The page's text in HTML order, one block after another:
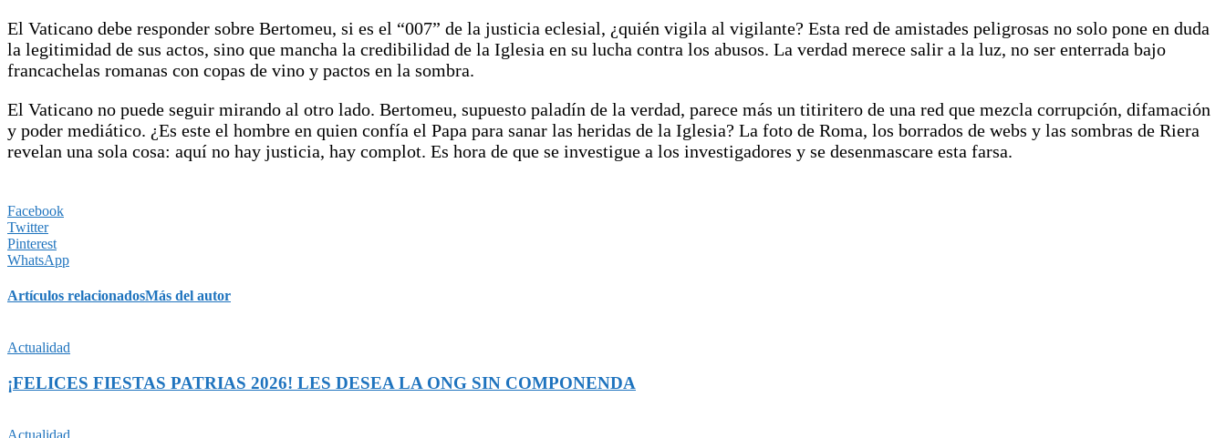
El Vaticano debe responder sobre Bertomeu, si es el “007” de la justicia eclesial, ¿quién vigila al vigilante? Esta red de amistades peligrosas no solo pone en duda
la legitimidad de sus actos, sino que mancha la credibilidad de la Iglesia en su lucha contra los abusos. La verdad merece salir a la luz, no ser enterrada bajo
francachelas romanas con copas de vino y pactos en la sombra.
El Vaticano no puede seguir mirando al otro lado. Bertomeu, supuesto paladín de la verdad, parece más un titiritero de una red que mezcla corrupción, difamación
y poder mediático. ¿Es este el hombre en quien confía el Papa para sanar las heridas de la Iglesia? La foto de Roma, los borrados de webs y las sombras de Riera
revelan una sola cosa: aquí no hay justicia, hay complot. Es hora de que se investigue a los investigadores y se desenmascare esta farsa.
Facebook
Twitter
Pinterest
WhatsApp
Artículos relacionadosMás del autor
Actualidad
¡FELICES FIESTAS PATRIAS 2026! LES DESEA LA ONG SIN COMPONENDA
Actualidad